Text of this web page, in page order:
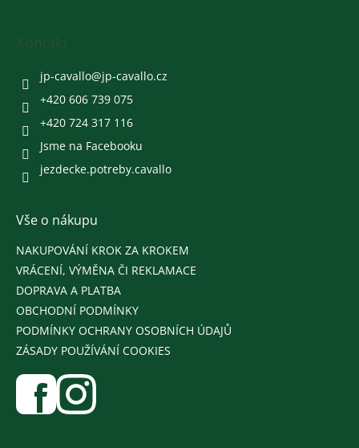
jp-cavallo@jp-cavallo.cz
+420 606 739 075
+420 724 317 116
Jsme na Facebooku
jezdecke.potreby.cavallo
Vše o nákupu
NAKUPOVÁNÍ KROK ZA KROKEM
VRÁCENÍ, VÝMĚNA ČI REKLAMACE
DOPRAVA A PLATBA
OBCHODNÍ PODMÍNKY
PODMÍNKY OCHRANY OSOBNÍCH ÚDAJŮ
ZÁSADY POUŽÍVÁNÍ COOKIES